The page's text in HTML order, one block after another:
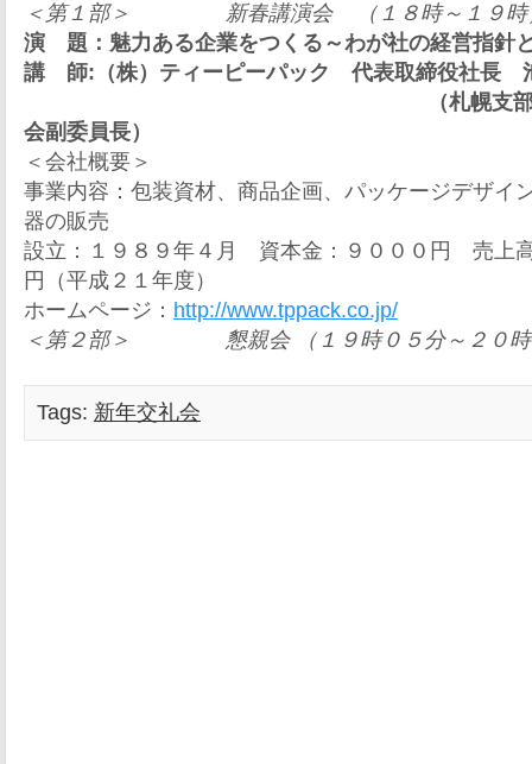
＜第１部＞ 新春講演会 （１８時～１９時
演 題： 魅力ある企業をつくる～わが社の経営指針
講 師: （株）ティーピーパック 代表取締役社
（札幌支
会副委員長）
＜会社概要＞
事業内容：包装資材、商品企画、パッケージデザイ
器の販売
設立：１９８９年４月 資本金：９０００円 売上
円（平成２１年度）
ホームページ： http://www.tppack.co.jp/
＜第２部＞ 懇親会 （１９時０５分～２０
Tags: 新年交礼会